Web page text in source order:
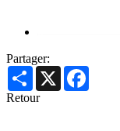
Partager:
Share X
Retour